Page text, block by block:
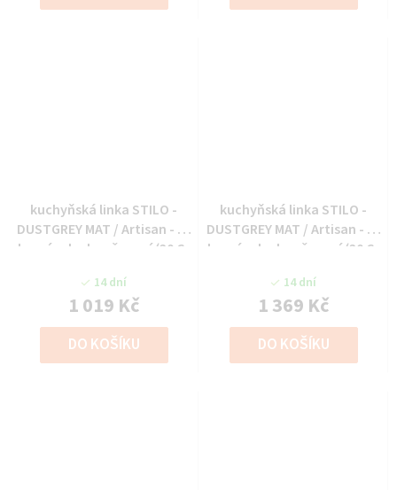
kuchyňská linka STILO -
DUSTGREY MAT / Artisan - 30
horní roh ukončovací (30 G-
14 dní
1 019 Kč
DO KOŠÍKU
kuchyňská linka STILO -
DUSTGREY MAT / Artisan - 30
horní roh ukončovací (30 G-
14 dní
1 369 Kč
DO KOŠÍKU